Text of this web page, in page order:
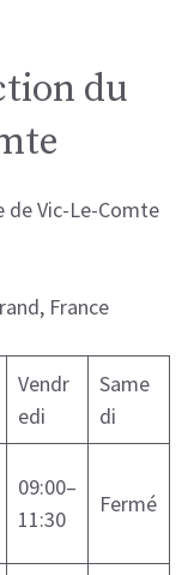
du
de Vic-Le-Comte
France
Vendr
edi
Same
di
09:00–
11:30
Fermé